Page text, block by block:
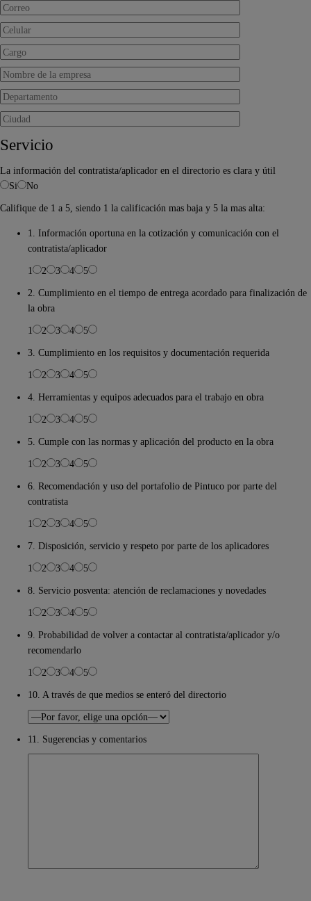
Servicio
La información del contratista/aplicador en el directorio es clara y útil
Si
No
Califique de 1 a 5, siendo 1 la calificación mas baja y 5 la mas alta:
1. Información oportuna en la cotización y comunicación con el
contratista/aplicador
1
2 3 4
5
2. Cumplimiento en el tiempo de entrega acordado para finalización de
la obra
1
2 3 4
5
3. Cumplimiento en los requisitos y documentación requerida
1
2 3 4
5
4. Herramientas y equipos adecuados para el trabajo en obra
1
2 3 4
5
5. Cumple con las normas y aplicación del producto en la obra
1
2 3 4
5
6. Recomendación y uso del portafolio de Pintuco por parte del
contratista
1
2 3 4
5
7. Disposición, servicio y respeto por parte de los aplicadores
1
2 3 4
5
8. Servicio posventa: atención de reclamaciones y novedades
1
2 3 4
5
9. Probabilidad de volver a contactar al contratista/aplicador y/o
recomendarlo
1
2 3 4
5
10. A través de que medios se enteró del directorio
11. Sugerencias y comentarios